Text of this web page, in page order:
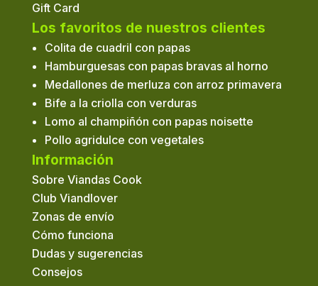
Gift Card
Los favoritos de nuestros clientes
Colita de cuadril con papas
Hamburguesas con papas bravas al horno
Medallones de merluza con arroz primavera
Bife a la criolla con verduras
Lomo al champiñón con papas noisette
Pollo agridulce con vegetales
Información
Sobre Viandas Cook
Club Viandlover
Zonas de envío
Cómo funciona
Dudas y sugerencias
Consejos